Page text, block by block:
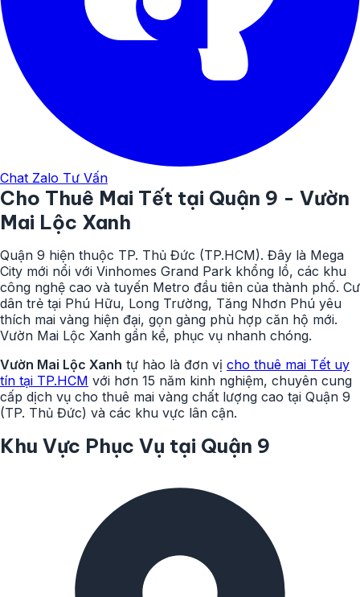
Chat Zalo Tư Vấn
Cho Thuê Mai Tết tại Quận 9 - Vườn
Mai Lộc Xanh
Quận 9 hiện thuộc TP. Thủ Đức (TP.HCM). Đây là Mega
City mới nổi với Vinhomes Grand Park khổng lồ, các khu
công nghệ cao và tuyến Metro đầu tiên của thành phố. Cư
dân trẻ tại Phú Hữu, Long Trường, Tăng Nhơn Phú yêu
thích mai vàng hiện đại, gọn gàng phù hợp căn hộ mới.
Vườn Mai Lộc Xanh gần kề, phục vụ nhanh chóng.
Vườn Mai Lộc Xanh tự hào là đơn vị cho thuê mai Tết uy
tín tại TP.HCM với hơn 15 năm kinh nghiệm, chuyên cung
cấp dịch vụ cho thuê mai vàng chất lượng cao tại Quận 9
(TP. Thủ Đức) và các khu vực lân cận.
Khu Vực Phục Vụ tại Quận 9